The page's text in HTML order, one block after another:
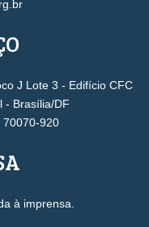
J Lote 3 - Edifício CFC
- Brasília/DF
70070-920
à imprensa.